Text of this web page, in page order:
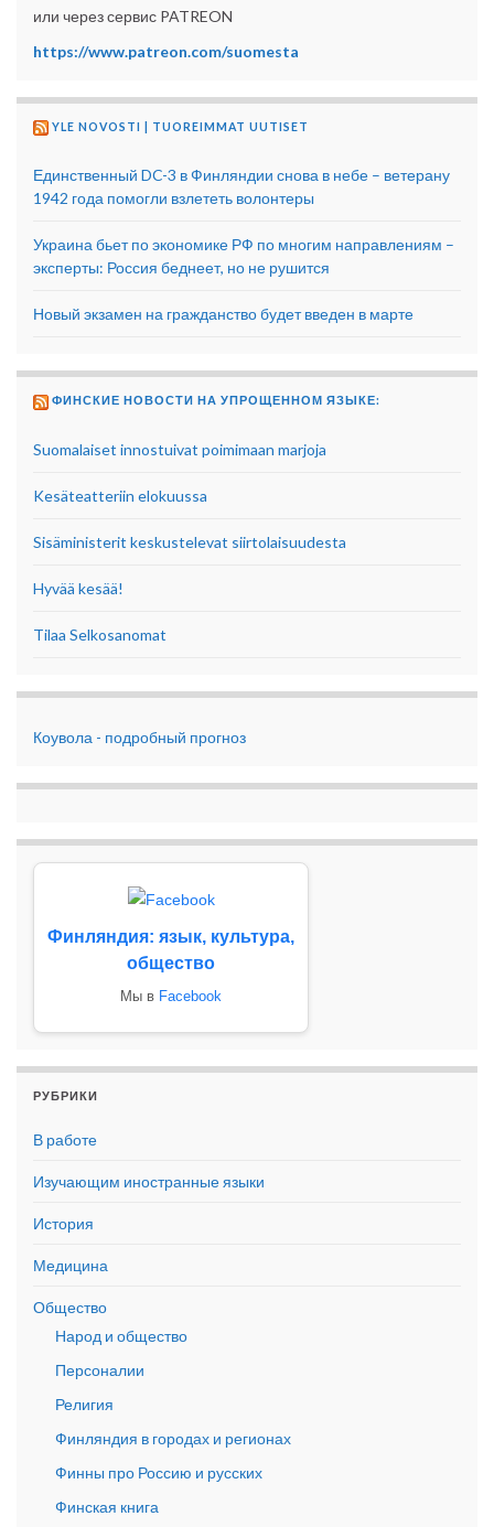
или через сервис PATREON
https://www.patreon.com/suomesta
YLE NOVOSTI | TUOREIMMAT UUTISET
Единственный DC-3 в Финляндии снова в небе – ветерану
1942 года помогли взлететь волонтеры
Украина бьет по экономике РФ по многим направлениям –
эксперты: Россия беднеет, но не рушится
Новый экзамен на гражданство будет введен в марте
ФИНСКИЕ НОВОСТИ НА УПРОЩЕННОМ ЯЗЫКЕ:
Suomalaiset innostuivat poimimaan marjoja
Kesäteatteriin elokuussa
Sisäministerit keskustelevat siirtolaisuudesta
Hyvää kesää!
Tilaa Selkosanomat
Коувола - подробный прогноз
Финляндия: язык, культура,
общество
Мы в Facebook
РУБРИКИ
В работе
Изучающим иностранные языки
История
Медицина
Общество
Народ и общество
Персоналии
Религия
Финляндия в городах и регионах
Финны про Россию и русских
Финская книга